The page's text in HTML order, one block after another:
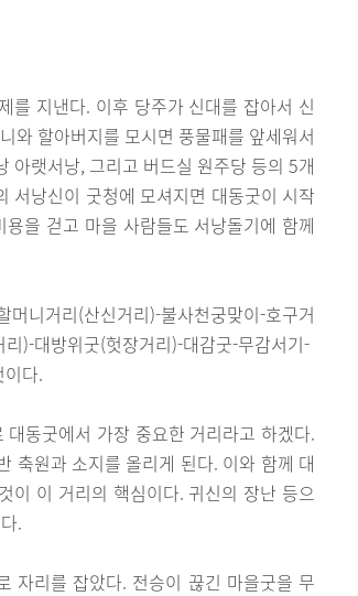
를 지낸다. 이후 당주가 신대를 잡아서 신
와 할아버지를 모시면 풍물패를 앞세워서
아랫서낭, 그리고 버드실 원주당 등의 5개
서낭신이 굿청에 모셔지면 대동굿이 시작
을 걷고 마을 사람들도 서낭돌기에 함께
니거리(산신거리)-불사천궁맞이-호구거
)-대방위굿(헛장거리)-대감굿-무감서기-
다.
동굿에서 가장 중요한 거리라고 하겠다.
축원과 소지를 올리게 된다. 이와 함께 대
이 이 거리의 핵심이다. 귀신의 장난 등으
.
자리를 잡았다. 전승이 끊긴 마을굿을 무